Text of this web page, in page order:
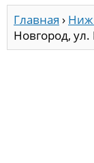
Главная ›
Новгород,